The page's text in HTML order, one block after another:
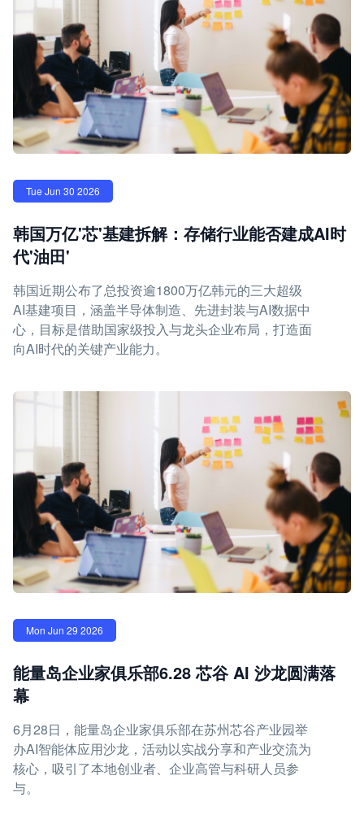
Tue Jun 30 2026
韩国万亿'芯'基建拆解：存储行业能否建成AI时
代'油田'
韩国近期公布了总投资逾1800万亿韩元的三大超级
AI基建项目，涵盖半导体制造、先进封装与AI数据中
心，目标是借助国家级投入与龙头企业布局，打造面
向AI时代的关键产业能力。
Mon Jun 29 2026
能量岛企业家俱乐部6.28 芯谷 AI 沙龙圆满落
幕
6月28日，能量岛企业家俱乐部在苏州芯谷产业园举
办AI智能体应用沙龙，活动以实战分享和产业交流为
核心，吸引了本地创业者、企业高管与科研人员参
与。